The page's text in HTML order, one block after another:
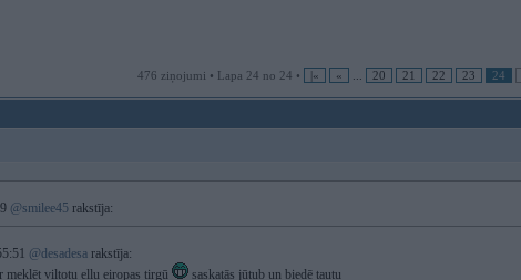
476 ziņojumi • Lapa 24 no 24 • |« « 20 21 22 23 24
@smilee45 rakstīja:
@desadesa rakstīja:
meklēt viltotu eļļu eiropas tirgū
saskatās jūtub un biedē tautu